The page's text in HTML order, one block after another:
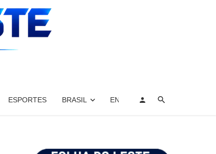
ESPORTES BRASIL ENTRETENIMENTO, ARTES E